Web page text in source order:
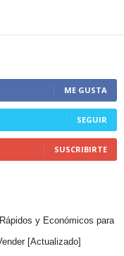
ME GUSTA
SEGUIR
SUSCRIBIRTE
y Económicos para
[Actualizado]